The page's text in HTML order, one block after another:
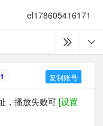
el178605416171